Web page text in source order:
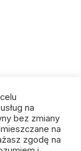
na
bez zmiany
na
zgodę na